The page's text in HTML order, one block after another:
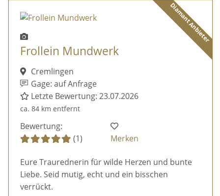
Diamant Anbieter
Frollein Mundwerk
Cremlingen
Gage: auf Anfrage
Letzte Bewertung: 23.07.2026
ca. 84 km entfernt
Bewertung:
(1)
Merken
Eure Traurednerin für wilde Herzen und bunte
Liebe. Seid mutig, echt und ein bisschen
verrückt.